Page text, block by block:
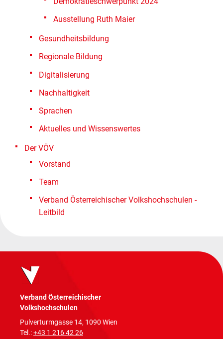
Ausstellung Ruth Maier
Gesundheitsbildung
Regionale Bildung
Digitalisierung
Nachhaltigkeit
Sprachen
Aktuelles und Wissenswertes
Der VÖV
Vorstand
Team
Verband Österreichischer Volkshochschulen -
Leitbild
Verband Österreichischer
Volkshochschulen
Pulverturmgasse 14, 1090 Wien
Tel.:+43 1 216 42 26